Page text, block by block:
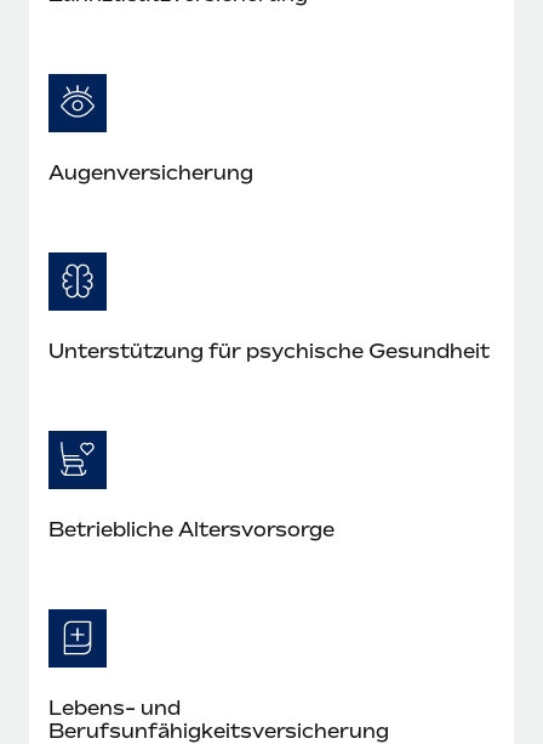
Augenversicherung
Unterstützung für psychische Gesundheit
Betriebliche Altersvorsorge
Lebens- und
Berufsunfähigkeitsversicherung